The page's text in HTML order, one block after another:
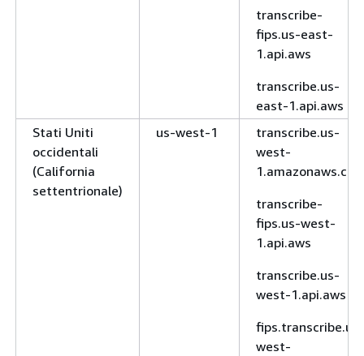
transcribe-
fips.us-east-
1.api.aws
transcribe.us-
east-1.api.aws
Stati Uniti
occidentali
(California
settentrionale)
us-west-1
transcribe.us-
west-
transcribe-
fips.us-west-
1.api.aws
transcribe.us-
west-1.api.aws
fips.transcribe.us-
west-